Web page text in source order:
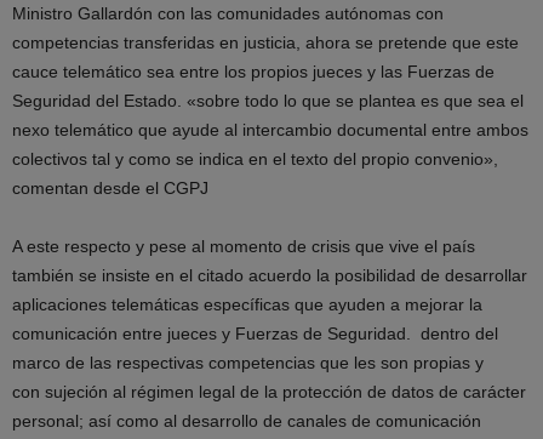
Ministro Gallardón con las comunidades autónomas con
competencias transferidas en justicia, ahora se pretende que este
cauce telemático sea entre los propios jueces y las Fuerzas de
Seguridad del Estado. «sobre todo lo que se plantea es que sea el
nexo telemático que ayude al intercambio documental entre ambos
colectivos tal y como se indica en el texto del propio convenio»,
comentan desde el CGPJ
A este respecto y pese al momento de crisis que vive el país
también se insiste en el citado acuerdo la posibilidad de desarrollar
aplicaciones telemáticas específicas que ayuden a mejorar la
comunicación entre jueces y Fuerzas de Seguridad. dentro del
marco de las respectivas competencias que les son propias y
con sujeción al régimen legal de la protección de datos de carácter
personal; así como al desarrollo de canales de comunicación